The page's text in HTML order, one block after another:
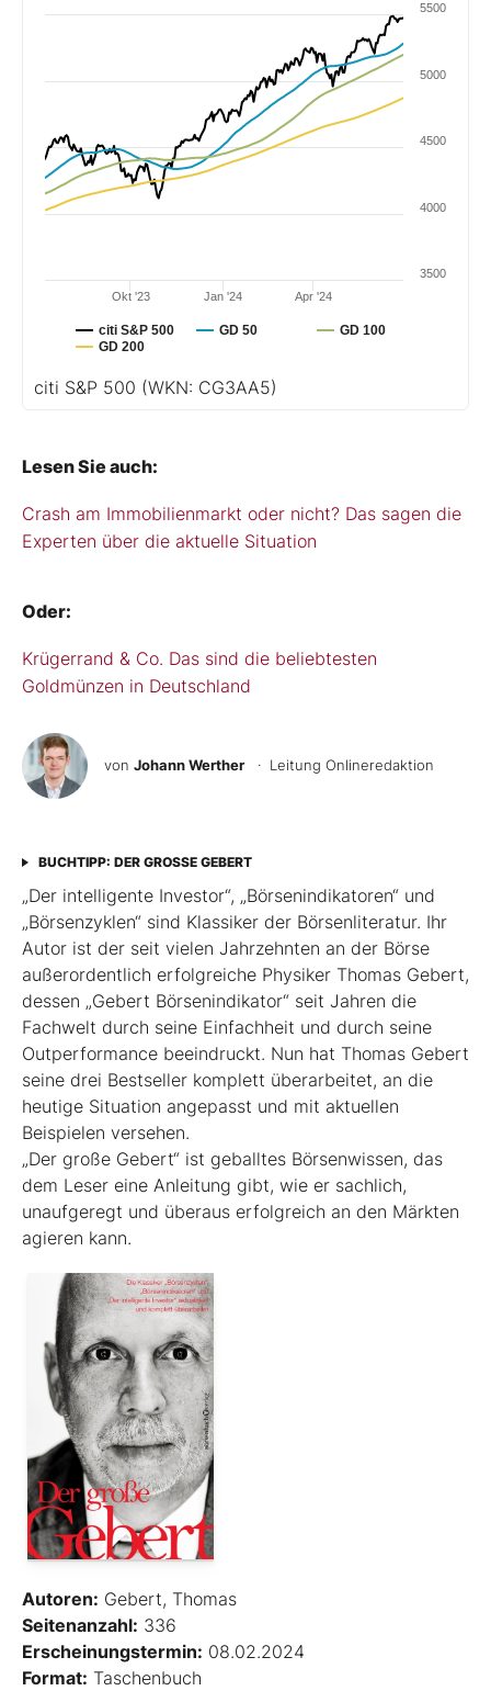
citi S&P 500 GD 50
GD 100
GD 200
Jan '24
Okt '23 Apr '24
3500
4000
4500
5000
5500
citi S&P 500 (WKN: CG3AA5)
Lesen Sie auch:
Crash am Immobilienmarkt oder nicht? Das sagen die
Experten über die aktuelle Situation
Oder:
Krügerrand & Co. Das sind die beliebtesten
Goldmünzen in Deutschland
von Johann Werther · Leitung Onlineredaktion
BUCHTIPP: DER GROSSE GEBERT
„Der intelligente Investor“, „Börsenindikatoren“ und
„Börsenzyklen“ sind Klassiker der Börsen­literatur. Ihr
Autor ist der seit vielen Jahrzehnten an der Börse
außerordentlich erfolgreiche Physiker Thomas Gebert,
dessen „Gebert Börsenindikator“ seit Jahren die
Fachwelt durch seine Einfachheit und durch seine
Outperformance beeindruckt. Nun hat Thomas Gebert
seine drei Best­seller komplett überarbeitet, an die
heutige ­Situation angepasst und mit aktuellen
Beispielen ver­sehen.
„Der große Gebert“ ist geballtes Börsenwissen, das
dem Leser eine Anleitung gibt, wie er sachlich,
unaufgeregt und überaus erfolgreich an den Märkten
agieren kann.
Autoren: Gebert, Thomas
Seitenanzahl: 336
Erscheinungstermin: 08.02.2024
Format: Taschenbuch